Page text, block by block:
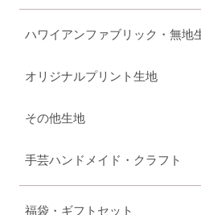
ハワイアンファブリック・無地
オリジナルプリント生地
その他生地
手芸ハンドメイド・クラフト
福袋・ギフトセット